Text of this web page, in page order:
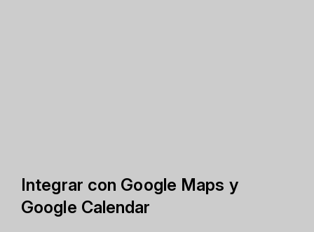
Integrar con Google Maps y
Google Calendar